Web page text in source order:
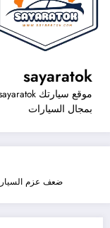
sayaratok
بمجال السيارات
ضعف عزم